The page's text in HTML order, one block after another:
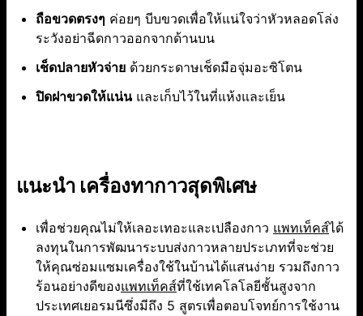
ถือขวดตรงๆ ค่อยๆ บีบขวดเพื่อให้แน่ใจว่าหัวหลอดโล่ง
ระวังอย่าฉีดกาวออกจากด้านบน
เช็ดปลายหัวจ่าย ด้วยกระดาษเช็ดมือจุ่มอะซิโตน
ปิดฝาขวดให้แน่นและเก็บไว้ในที่แห้งและเย็น
แนะนำ เครื่องทากาวสุดพิเศษ
เพื่อช่วยคุณไม่ให้เลอะเทอะและเปลืองกาว แพทเท็คส์ได้
ลงทุนในการพัฒนาระบบส่งกาวหลายประเภทที่จะช่วย
ให้คุณซ่อมแซมเครื่องใช้ในบ้านได้แสนง่าย รวมถึงกาว
ร้อนอย่างดีของแพทเท็คส์ที่ใช้เทคโลโลยีชั้นสูงจาก
ประเทศเยอรมนีซึ่งมีถึง 5 สูตรเพื่อตอบโจทย์การใช้งาน